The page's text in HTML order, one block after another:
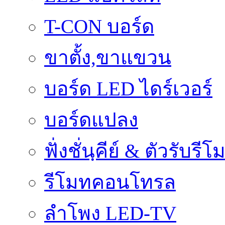
T-CON บอร์ด
ขาตั้ง,ขาแขวน
บอร์ด LED ไดร์เวอร์
บอร์ดแปลง
ฟั่งชั่นฺคีย์ & ตัวรับรีโ
รีโมทคอนโทรล
ลำโพง LED-TV